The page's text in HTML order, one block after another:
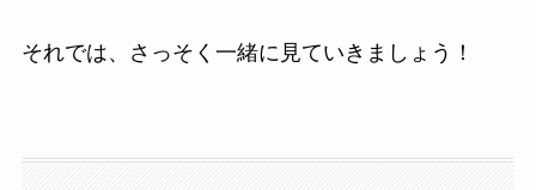
それでは、さっそく一緒に見ていきましょう！